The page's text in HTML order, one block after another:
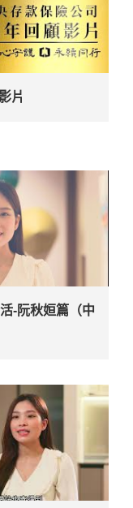
片
-阮秋姮篇（中